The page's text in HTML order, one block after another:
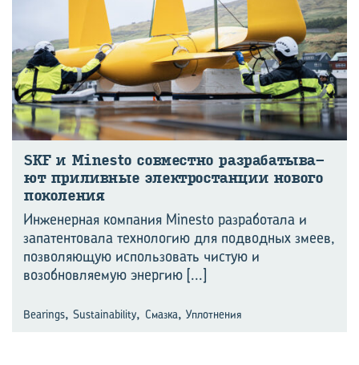
SKF и Minesto сов­мест­но раз­ра­ба­ты­ва­
ют при­лив­ные элек­тро­стан­ции но­во­го
по­ко­ле­ния
Инженерная компания Minesto разработала и
запатентовала технологию для подводных змеев,
позволяющую использовать чистую и
возобновляемую энергию [...]
Bearings, Sustainability, Смазка, Уплотнения